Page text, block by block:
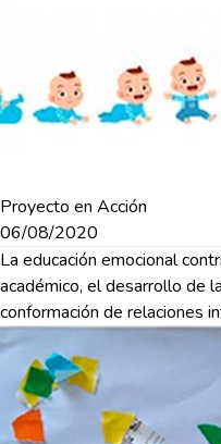
Proyecto en Acción
06/08/2020
La educación emocional
académico, el desarrollo de
conformación de relaciones